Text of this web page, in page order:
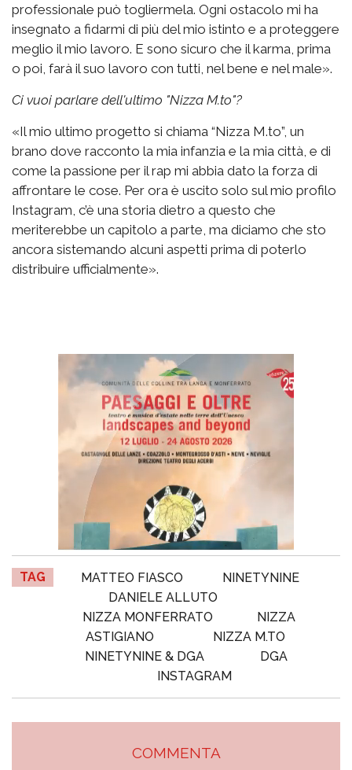
professionale può togliermela. Ogni ostacolo mi ha
insegnato a fidarmi di più del mio istinto e a proteggere
meglio il mio lavoro. E sono sicuro che il karma, prima
o poi, farà il suo lavoro con tutti, nel bene e nel male».
Ci vuoi parlare dell'ultimo "Nizza M.to"?
«Il mio ultimo progetto si chiama “Nizza M.to”, un
brano dove racconto la mia infanzia e la mia città, e di
come la passione per il rap mi abbia dato la forza di
affrontare le cose. Per ora è uscito solo sul mio profilo
Instagram, c’è una storia dietro a questo che
meriterebbe un capitolo a parte, ma diciamo che sto
ancora sistemando alcuni aspetti prima di poterlo
distribuire ufficialmente».
TAG MATTEO FIASCO
NINETYNINE
DANIELE ALLUTO
NIZZA MONFERRATO
NIZZA
ASTIGIANO
NIZZA M.TO
NINETYNINE & DGA
DGA
INSTAGRAM
COMMENTA